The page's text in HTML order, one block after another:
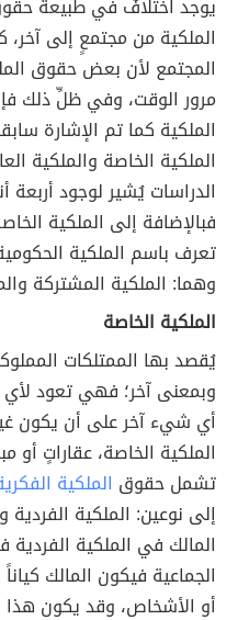
يوجد اختلافٌ في طبيعة
الملكية من مجتمعٍ إلى
المجتمع لأن بعض حقوق
مرور الوقت، وفي ظلِّ ذلك
الملكية كما تم الإشارة
الملكية الخاصة والملكية
الدراسات يُشير لوجود أربعة
فبالإضافة إلى الملكية
تعرف باسم الملكية
وهما: الملكية المشتركة
الملكية الخاصة
يُقصد بها الممتلكات
وبمعنى آخر؛ فهي تعود
أي شيء آخر على أن يكون
الملكية الخاصة، عقاراتٍ
تشمل حقوق الملكية
إلى نوعين: الملكية الفردية
المالك في الملكية الفردية
الجماعية فيكون المالك
أو الأشخاص، وقد يكون هذا